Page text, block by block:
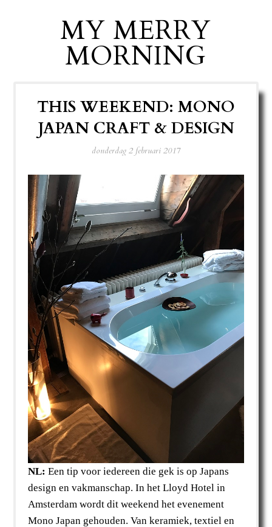
MY MERRY
MORNING
THIS WEEKEND: MONO
JAPAN CRAFT & DESIGN
donderdag 2 februari 2017
NL:Een tip voor iedereen die gek is op Japans
design en vakmanschap. In het Lloyd Hotel in
Amsterdam wordt dit weekend het evenement
Mono Japan gehouden. Van keramiek, textiel en